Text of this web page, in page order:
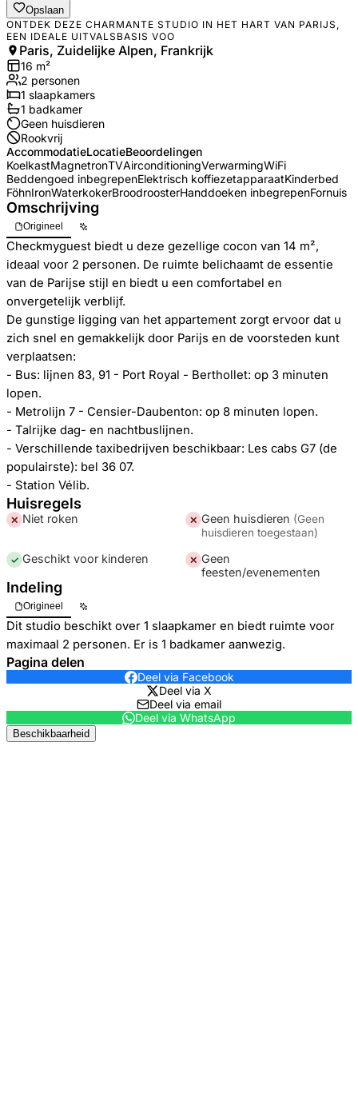
Opslaan
ONTDEK DEZE CHARMANTE STUDIO IN HET HART VAN PARIJS,
EEN IDEALE UITVALSBASIS VOO
Paris, Zuidelijke Alpen, Frankrijk
16 m²
2 personen
1 slaapkamers
1 badkamer
Geen huisdieren
Rookvrij
AccommodatieLocatieBeoordelingen
KoelkastMagnetronTVAirconditioningVerwarmingWiFi
Beddengoed inbegrepenElektrisch koffiezetapparaatKinderbed
FöhnIronWaterkokerBroodroosterHanddoeken inbegrepenFornuis
Omschrijving
Origineel
Checkmyguest biedt u deze gezellige cocon van 14 m²,
ideaal voor 2 personen. De ruimte belichaamt de essentie
van de Parijse stijl en biedt u een comfortabel en
onvergetelijk verblijf.
De gunstige ligging van het appartement zorgt ervoor dat u
zich snel en gemakkelijk door Parijs en de voorsteden kunt
verplaatsen:
- Bus: lijnen 83, 91 - Port Royal - Berthollet: op 3 minuten
lopen.
- Metrolijn 7 - Censier-Daubenton: op 8 minuten lopen.
- Talrijke dag- en nachtbuslijnen.
- Verschillende taxibedrijven beschikbaar: Les cabs G7 (de
populairste): bel 36 07.
- Station Vélib.
Huisregels
✕ Niet roken ✕ Geen huisdieren (Geen
huisdieren toegestaan)
✓ Geschikt voor kinderen ✕ Geen
feesten/evenementen
Indeling
Origineel
Dit studio beschikt over 1 slaapkamer en biedt ruimte voor
maximaal 2 personen. Er is 1 badkamer aanwezig.
Pagina delen
Deel via Facebook
Deel via X
Deel via email
Deel via WhatsApp
Beschikbaarheid